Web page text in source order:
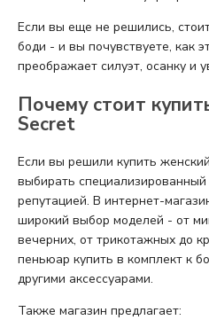
Если вы еще не решились,
боди - и вы почувствуете, как
преображает силуэт, осанку и
Почему стоит
Secret
Если вы решили купить
выбирать
репутацией. В интернет-
широкий выбор моделей - от
вечерних, от трикотажных до
пеньюар купить в комплект к
другими аксессуарами.
Также магазин предлагает: